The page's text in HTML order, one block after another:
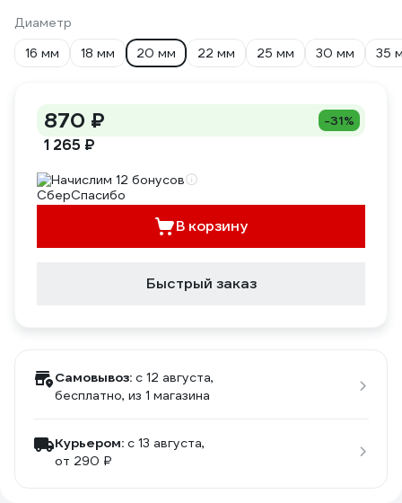
Диаметр
16 мм
18 мм 20 мм 22 мм 25 мм 30 мм 35
870 ₽ -31%
1 265 ₽
Начислим 12 бонусов
В корзину
Быстрый заказ
Самовывоз: c 12 августа,
бесплатно, из 1 магазина
Курьером: c 13 августа,
от 290 ₽